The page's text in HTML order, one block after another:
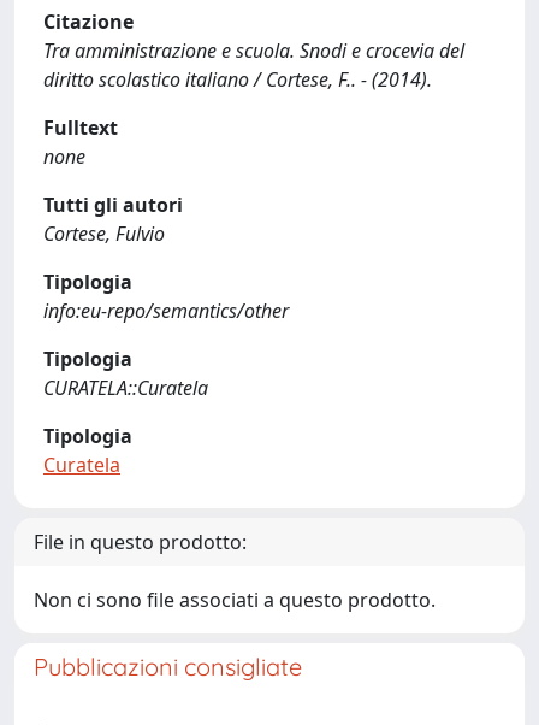
Citazione
Tra amministrazione e scuola. Snodi e crocevia del
diritto scolastico italiano / Cortese, F.. - (2014).
Fulltext
none
Tutti gli autori
Cortese, Fulvio
Tipologia
info:eu-repo/semantics/other
Tipologia
CURATELA::Curatela
Tipologia
Curatela
File in questo prodotto:
Non ci sono file associati a questo prodotto.
Pubblicazioni consigliate